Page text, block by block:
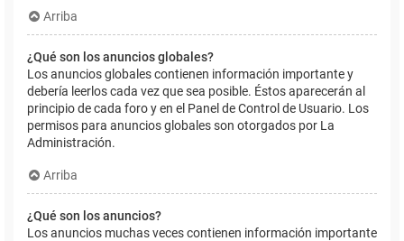
Arriba
¿Qué son los anuncios globales?
Los anuncios globales contienen información importante y
debería leerlos cada vez que sea posible. Éstos aparecerán al
principio de cada foro y en el Panel de Control de Usuario. Los
permisos para anuncios globales son otorgados por La
Administración.
Arriba
¿Qué son los anuncios?
Los anuncios muchas veces contienen información importante